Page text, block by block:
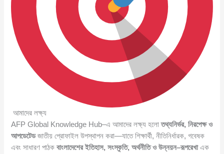
আমাদের লক্ষ্য
AFP Global Knowledge Hub–এ আমাদের লক্ষ্য হলোতথ্যনির্ভর, নিরপেক্ষ ও
আপডেটেডজাতীয় প্রোফাইল উপস্থাপন করা—যাতে শিক্ষার্থী, নীতিনির্ধারক, গবেষক
এবং সাধারণ পাঠকবাংলাদেশের ইতিহাস, সংস্কৃতি, অর্থনীতি ও উন্নয়ন–রূপরেখাএক